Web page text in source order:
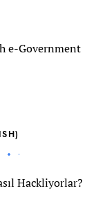
e-Government
Hackliyorlar?